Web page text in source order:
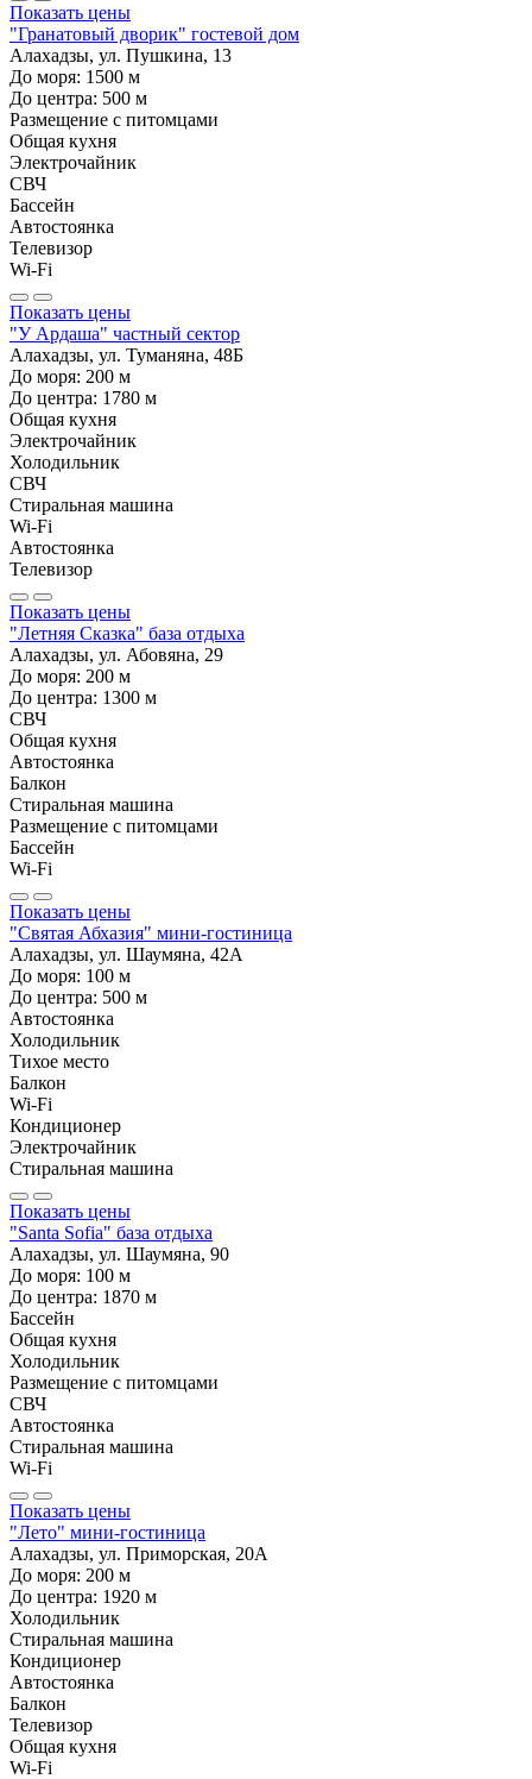
Показать цены
"Гранатовый дворик" гостевой дом
Алахадзы, ул. Пушкина, 13
До моря: 1500 м
До центра: 500 м
Размещение с питомцами
Общая кухня
Электрочайник
СВЧ
Бассейн
Автостоянка
Телевизор
Wi-Fi
Показать цены
"У Ардаша" частный сектор
Алахадзы, ул. Туманяна, 48Б
До моря: 200 м
До центра: 1780 м
Общая кухня
Электрочайник
Холодильник
СВЧ
Стиральная машина
Wi-Fi
Автостоянка
Телевизор
Показать цены
"Летняя Сказка" база отдыха
Алахадзы, ул. Абовяна, 29
До моря: 200 м
До центра: 1300 м
СВЧ
Общая кухня
Автостоянка
Балкон
Стиральная машина
Размещение с питомцами
Бассейн
Wi-Fi
Показать цены
"Святая Абхазия" мини-гостиница
Алахадзы, ул. Шаумяна, 42А
До моря: 100 м
До центра: 500 м
Автостоянка
Холодильник
Тихое место
Балкон
Wi-Fi
Кондиционер
Электрочайник
Стиральная машина
Показать цены
"Santa Sofia" база отдыха
Алахадзы, ул. Шаумяна, 90
До моря: 100 м
До центра: 1870 м
Бассейн
Общая кухня
Холодильник
Размещение с питомцами
СВЧ
Автостоянка
Стиральная машина
Wi-Fi
Показать цены
"Лето" мини-гостиница
Алахадзы, ул. Приморская, 20А
До моря: 200 м
До центра: 1920 м
Холодильник
Стиральная машина
Кондиционер
Автостоянка
Балкон
Телевизор
Общая кухня
Wi-Fi